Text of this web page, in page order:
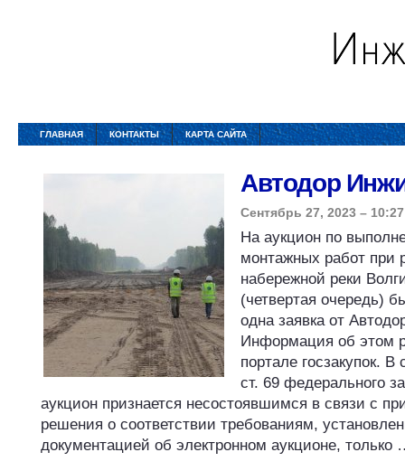
ГЛАВНАЯ КОНТАКТЫ КАРТА САЙТА
Автодор
Сентябрь 27, 2023 – 10:27
На аукцион по
монтажных работ при
набережной реки
(четвертая очередь)
одна заявка от
Информация об этом
портале госзакупок. В
ст. 69 федерального
аукцион признается несостоявшимся в связи с
решения о соответствии требованиям,
документацией об электронном аукционе, только